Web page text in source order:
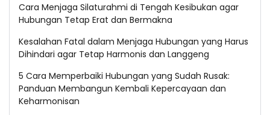
Cara Menjaga Silaturahmi di Tengah Kesibukan agar
Hubungan Tetap Erat dan Bermakna
Kesalahan Fatal dalam Menjaga Hubungan yang Harus
Dihindari agar Tetap Harmonis dan Langgeng
5 Cara Memperbaiki Hubungan yang Sudah Rusak:
Panduan Membangun Kembali Kepercayaan dan
Keharmonisan